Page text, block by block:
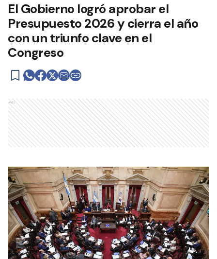
El Gobierno logró aprobar el
Presupuesto 2026 y cierra el año
con un triunfo clave en el
Congreso
Ads